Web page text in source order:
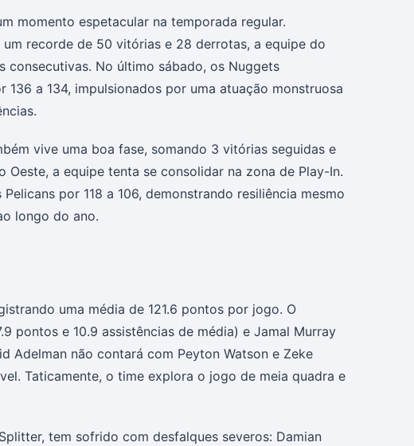
momento espetacular na temporada regular.
recorde de 50 vitórias e 28 derrotas, a equipe do
No último sábado, os Nuggets
a 134, impulsionados por uma atuação monstruosa
vive uma boa fase, somando 3 vitórias seguidas e
a equipe tenta se consolidar na zona de Play-In.
por 118 a 106, demonstrando resiliência mesmo
longo do ano.
uma média de 121.6 pontos por jogo. O
pontos e 10.9 assistências de média) e Jamal Murray
Adelman não contará com Peyton Watson e Zeke
Taticamente, o time explora o jogo de meia quadra e
tem sofrido com desfalques severos: Damian